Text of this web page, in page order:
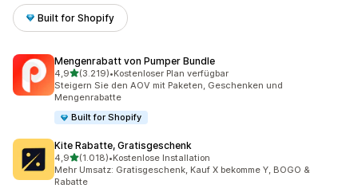
Built for Shopify
Mengenrabatt von Pumper Bundle
4,9von 5 Sternen
(3.219)
3219 Rezensionen insgesamt
•Kostenloser Plan verfügbar
Steigern Sie den AOV mit Paketen, Geschenken und
Mengenrabatte
Built for Shopify
Kite Rabatte, Gratisgeschenk
4,9von 5 Sternen
(1.018)
1018 Rezensionen insgesamt
•Kostenlose Installation
Mehr Umsatz: Gratisgeschenk, Kauf X bekomme Y, BOGO &
Rabatte